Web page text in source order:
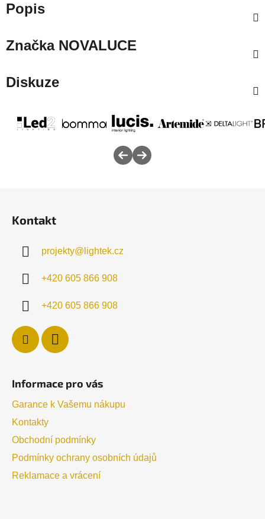
Popis
ZnačkaNOVALUCE
Diskuze
Kontakt
projekty@ lightek.cz
+420 605 866 908
+420 605 866 908
Informace pro vás
Garance k Vašemu nákupu
Kontakty
Obchodní podmínky
Podmínky ochrany osobních údajů
Reklamace a vrácení